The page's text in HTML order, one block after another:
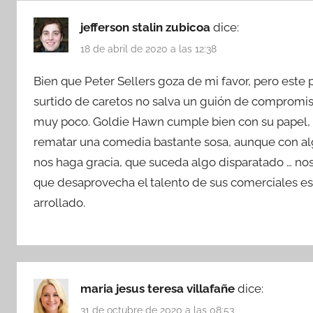
jefferson stalin zubicoa dice:
18 de abril de 2020 a las 12:38
Bien que Peter Sellers goza de mi favor, pero
surtido de caretos no salva un guión de
muy poco. Goldie Hawn cumple bien con su
rematar una comedia bastante sosa, aunque con
nos haga gracia, que suceda algo disparatado …
que desaprovecha el talento de sus comerciales
arrollado.
maria jesus teresa villafañe dice:
31 de octubre de 2020 a las 08:53